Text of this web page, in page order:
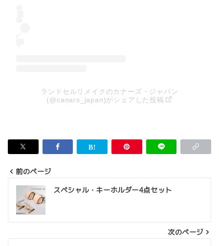
ランドセルリメイクのカナーズ・ジャパン
(@canars_japan)がシェアした投稿
投
稿
ナ
ビ
前のページ
スペシャル・キーホルダー4点セット
次のページ